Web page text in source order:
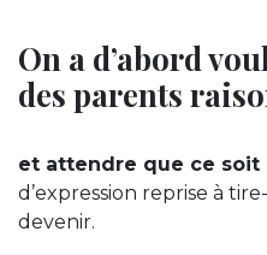
On a d’abord
des parents
et attendre que ce soit
d’expression reprise à
devenir.